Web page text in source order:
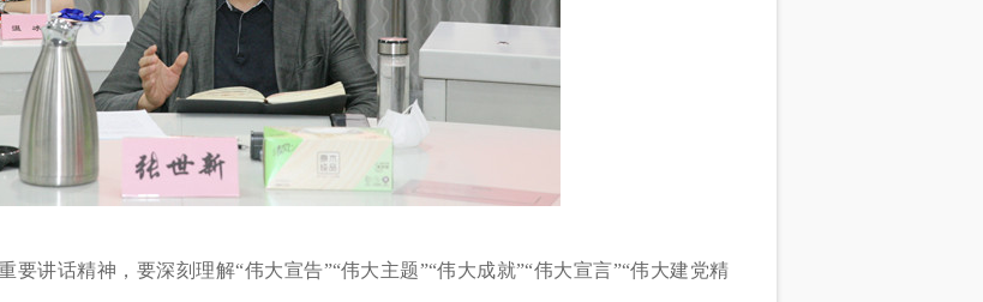
讲话精神，要深刻理解“伟大宣告”“伟大主题”“伟大成就”“伟大宣言”“伟大建党精